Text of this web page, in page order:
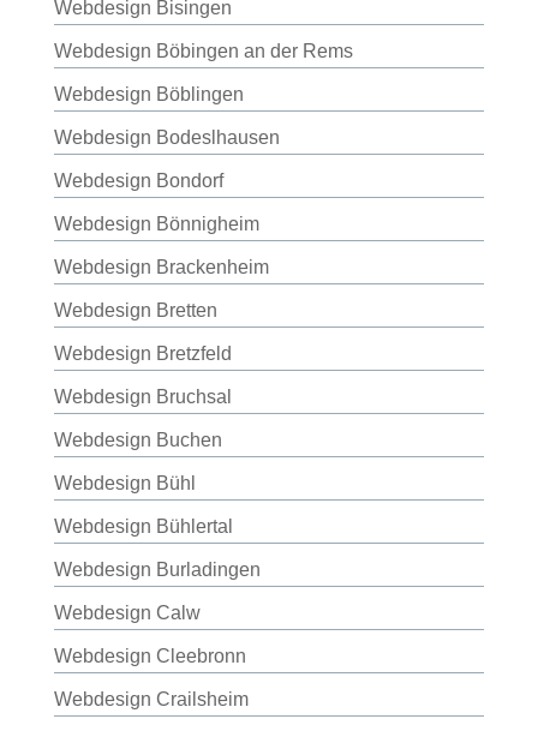
Webdesign Bisingen
Webdesign Böbingen an der Rems
Webdesign Böblingen
Webdesign Bodeslhausen
Webdesign Bondorf
Webdesign Bönnigheim
Webdesign Brackenheim
Webdesign Bretten
Webdesign Bretzfeld
Webdesign Bruchsal
Webdesign Buchen
Webdesign Bühl
Webdesign Bühlertal
Webdesign Burladingen
Webdesign Calw
Webdesign Cleebronn
Webdesign Crailsheim